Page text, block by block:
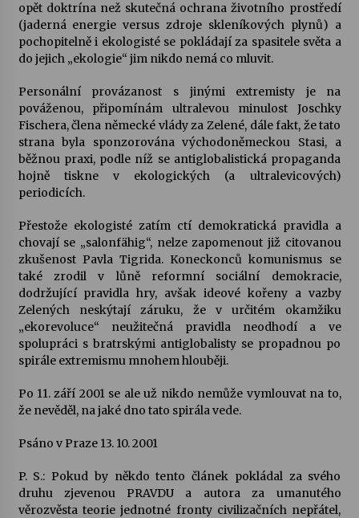
opět doktrína než skutečná ochrana životního prostředí
(jaderná energie versus zdroje skleníkových plynů) a
pochopitelně i ekologisté se pokládají za spasitele světa a
do jejich „ekologie“ jim nikdo nemá co mluvit.
Personální provázanost s jinými extremisty je na
pováženou, připomínám ultralevou minulost Joschky
Fischera, člena německé vlády za Zelené, dále fakt, že tato
strana byla sponzorována východoněmeckou Stasi, a
běžnou praxi, podle níž se antiglobalistická propaganda
hojně tiskne v ekologických (a ultralevicových)
periodicích.
Přestože ekologisté zatím ctí demokratická pravidla a
chovají se „salonfähig“, nelze zapomenout již citovanou
zkušenost Pavla Tigrida. Koneckonců komunismus se
také zrodil v lůně reformní sociální demokracie,
dodržující pravidla hry, avšak ideové kořeny a vazby
Zelených neskýtají záruku, že v určitém okamžiku
„ekorevoluce“ neužitečná pravidla neodhodí a ve
spolupráci s bratrskými antiglobalisty se propadnou po
spirále extremismu mnohem hlouběji.
Po 11. září 2001 se ale už nikdo nemůže vymlouvat na to,
že nevěděl, na jaké dno tato spirála vede.
Psáno v Praze 13. 10. 2001
P. S.: Pokud by někdo tento článek pokládal za svého
druhu zjevenou PRAVDU a autora za umanutého
věrozvěsta teorie jednotné fronty civilizačních nepřátel,